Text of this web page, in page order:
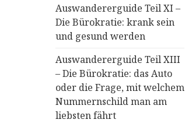
Auswandererguide Teil XI –
Die Bürokratie: krank sein
und gesund werden
Auswandererguide Teil XIII
– Die Bürokratie: das Auto
oder die Frage, mit welchem
Nummernschild man am
liebsten fährt